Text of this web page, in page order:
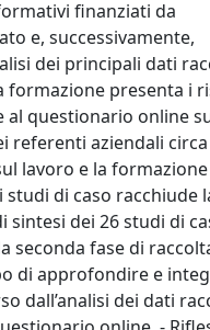
finanziati da
e, successivamente,
dei principali dati
formazione presenta i
al questionario online
referenti aziendali circa
lavoro e la formazione
studi di caso racchiude
sintesi dei 26 studi di
seconda fase di
di approfondire e
dall’analisi dei dati